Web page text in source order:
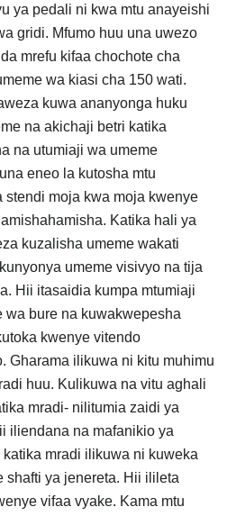
ya pedali ni kwa mtu anayeishi
gridi. Mfumo huu una uwezo
mrefu kifaa chochote cha
wa kiasi cha 150 wati.
kuwa ananyonga huku
na akichaji betri katika
na utumiaji wa umeme
eneo la kutosha mtu
moja kwa moja kwenye
Katika hali ya
kuzalisha umeme wakati
umeme visivyo na tija
Hii itasaidia kumpa mtumiaji
wa bure na kuwakwepesha
kwenye vitendo
Gharama ilikuwa ni kitu muhimu
huu. Kulikuwa na vitu aghali
mradi- nilitumia zaidi ya
iliendana na mafanikio ya
mradi ilikuwa ni kuweka
shafti ya jenereta. Hii ilileta
vifaa vyake. Kama mtu